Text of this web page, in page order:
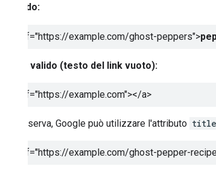
Valido:
<a href="https://example.com/ghost-peppers">
Non valido (testo del link vuoto):
<a href="https://example.com"></a>
Come riserva, Google può utilizzare l'attributo title
<a href="https://example.com/ghost-pepper-